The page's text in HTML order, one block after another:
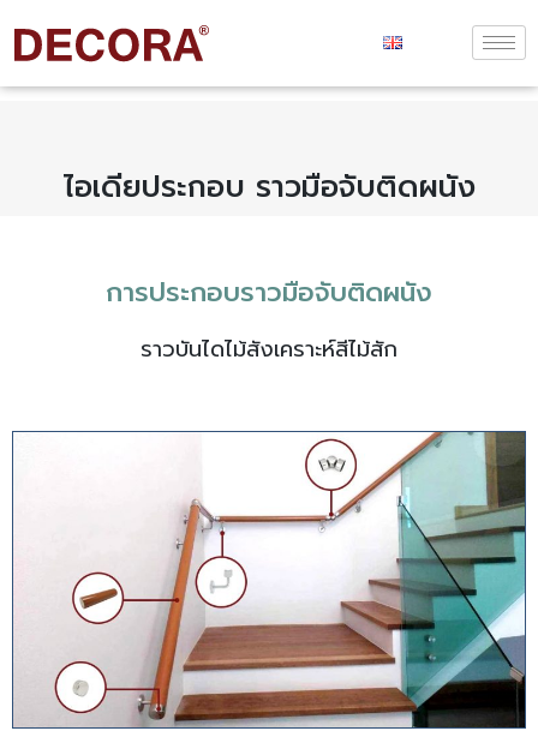
ไอเดียประกอบ ราวมือจับติดผนัง
การประกอบราวมือจับติดผนัง
ราวบันไดไม้สังเคราะห์สีไม้สัก